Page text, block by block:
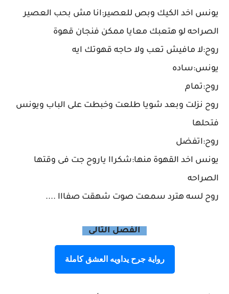
يونس اخد الكيك وبص للعصير:انا مش بحب العصير
الصراحه لو هتعبك معايا ممكن فنجان قهوة
روح:لا مافيش تعب ولا حاجه قهوتك ايه
يونس:ساده
روح:تمام
روح نزلت وبعد شويا طلعت وخبطت على الباب ويونس
فتحلها
روح:اتفضل
يونس اخد القهوة منها:شكراا ياروح جت فى وقتها
الصراحه
روح لسه هترد سمعت صوت شهقت صفااا ....
الفصل التالى
رواية جرح يداويه العشق كاملة